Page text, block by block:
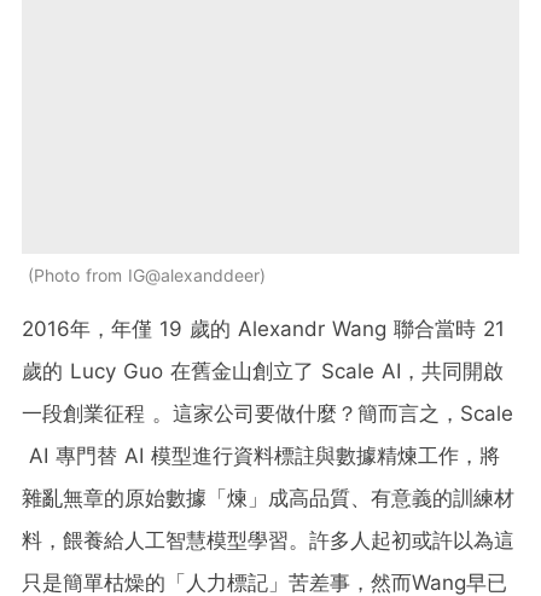
Photo from IG@alexanddeer
2016年，年僅 19 歲的 Alexandr Wang 聯合當時 21
歲的 Lucy Guo 在舊金山創立了 Scale AI，共同開啟
一段創業征程 。這家公司要做什麼？簡而言之，Scale
AI 專門替 AI 模型進行資料標註與數據精煉工作，將
雜亂無章的原始數據「煉」成高品質、有意義的訓練材
料，餵養給人工智慧模型學習。許多人起初或許以為這
只是簡單枯燥的「人力標記」苦差事，然而Wang早已